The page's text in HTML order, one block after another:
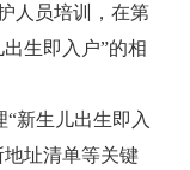
人员培训，在第
生即入户”的相
“新生儿出生即入
地址清单等关键